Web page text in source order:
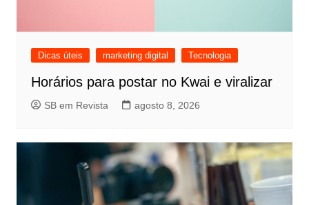
Dicas úteis marketing digital Tecnologia
Horários para postar no Kwai e viralizar
SB em Revista agosto 8, 2026